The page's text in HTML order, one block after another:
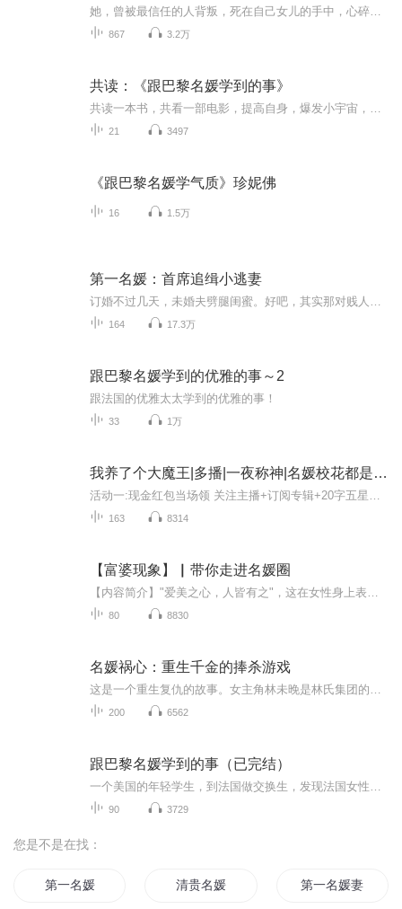
867 3.2万
共读：《跟巴黎名媛学到的事》
21 3497
《跟巴黎名媛学气质》珍妮佛
16 1.5万
第一名媛：首席追缉小逃妻
164 17.3万
跟巴黎名媛学到的优雅的事～2
跟法国的优雅太太学到的优雅的事！
33 1万
我养了个大魔王|多播|一夜称神|名媛校花都是我的
163 8314
【富婆现象】▏带你走进名媛圈
80 8830
名媛祸心：重生千金的捧杀游戏
200 6562
跟巴黎名媛学到的事（已完结）
90 3729
您是不是在找：
第一名媛 清贵名媛 第一名媛妻